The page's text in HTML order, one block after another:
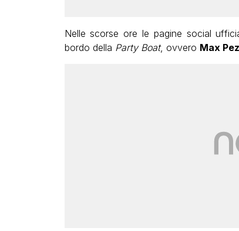
Nelle scorse ore le pagine social
bordo della Party Boat, ovvero Max